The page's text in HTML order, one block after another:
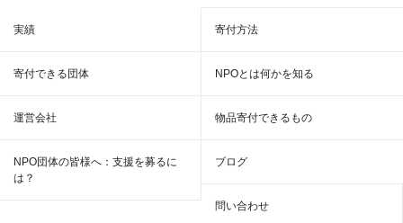
実績 寄付方法
寄付できる団体 NPOとは何かを知る
運営会社 物品寄付できるもの
NPO団体の皆様へ：支援を募るに
は？
ブログ
問い合わせ